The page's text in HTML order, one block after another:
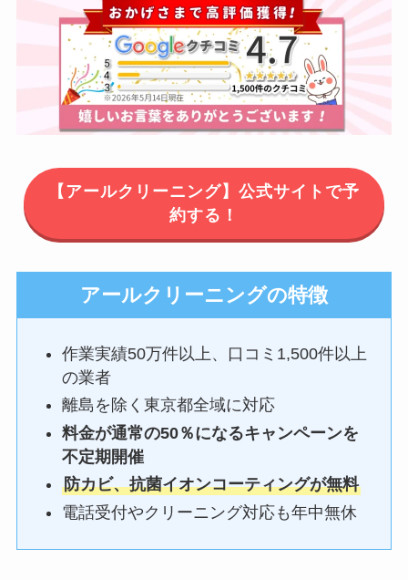
【アールクリーニング】公式サイトで予
約する！
アールクリーニングの特徴
作業実績50万件以上、口コミ1,500件以上
の業者
離島を除く東京都全域に対応
料金が通常の50％になるキャンペーンを
不定期開催
防カビ、抗菌イオンコーティングが無料
電話受付やクリーニング対応も年中無休